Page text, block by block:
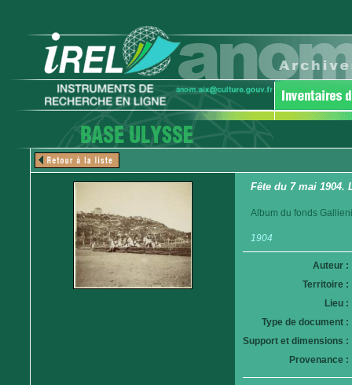
Fête du 7 mai 1904.
Album du fonds
1904
Auteur :
Territoire :
Lieu :
Type de document :
Support et dimensions :
Provenance :